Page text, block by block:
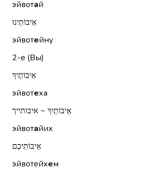
эйвотай
אֵיבוֹתֵינוּ
эйвотейну
2-е (Вы)
אֵיבוֹתֶיךָ
эйвотеха
אֵיבוֹתַיִךְ ~ איבותייך
эйвотайих
אֵיבוֹתֵיכֶם
эйвотейхем